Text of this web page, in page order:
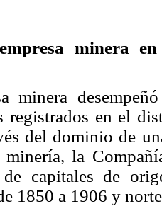
minera
minera
registrados en el
del dominio de
la
de capitales de
1850 a 1906 y